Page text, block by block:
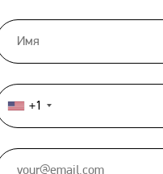
United
States
+1